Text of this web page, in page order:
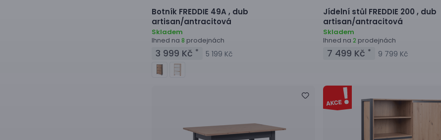
Botník FREDDIE 49A , dub
artisan/antracitová
Skladem
Ihned na 8 prodejnách
3 999 Kč * 5 199 Kč
Jídelní stůl FREDDIE 200 , dub
artisan/antracitová
Skladem
Ihned na 2 prodejnách
7 499 Kč * 9 799 Kč